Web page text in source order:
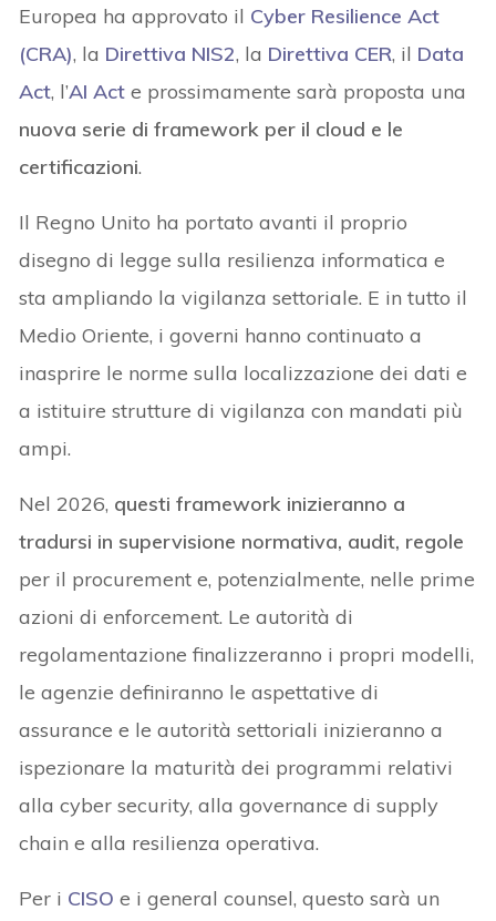
Europea ha approvato il Cyber Resilience Act
(CRA), la Direttiva NIS2, la Direttiva CER, il Data
Act, l’AI Act e prossimamente sarà proposta una
nuova serie di framework per il cloud e le
certificazioni.
Il Regno Unito ha portato avanti il proprio
disegno di legge sulla resilienza informatica e
sta ampliando la vigilanza settoriale. E in tutto il
Medio Oriente, i governi hanno continuato a
inasprire le norme sulla localizzazione dei dati e
a istituire strutture di vigilanza con mandati più
ampi.
Nel 2026, questi framework inizieranno a
tradursi in supervisione normativa, audit, regole
per il procurement e, potenzialmente, nelle prime
azioni di enforcement. Le autorità di
regolamentazione finalizzeranno i propri modelli,
le agenzie definiranno le aspettative di
assurance e le autorità settoriali inizieranno a
ispezionare la maturità dei programmi relativi
alla cyber security, alla governance di supply
chain e alla resilienza operativa.
Per i CISO e i general counsel, questo sarà un